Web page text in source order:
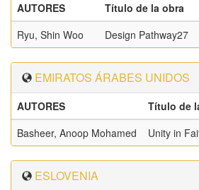
AUTORES Título de la obra
Ryu, Shin Woo
Design Pathway27
EMIRATOS ÁRABES UNIDOS
AUTORES Título de
Basheer, Anoop Mohamed
Unity in
ESLOVENIA